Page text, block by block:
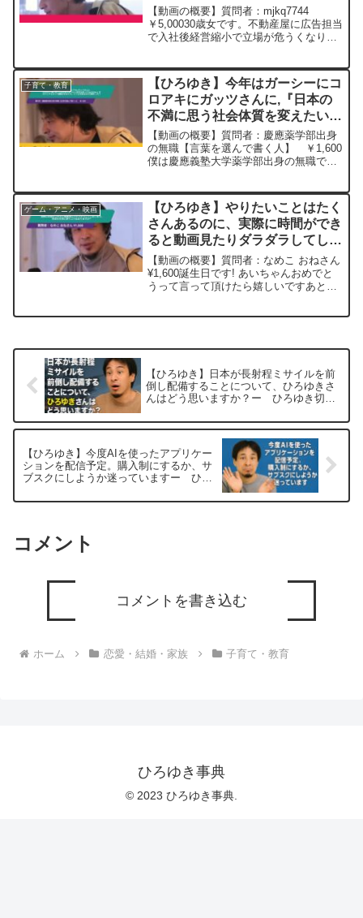
れてる。AI使ってると言うか悩ん
でますが無能がバレるので怖い
ー ひろゆき切り抜き
【動画の概要】質問者：mjkq7744
￥5,00030歳女です。不動産屋に広告担当
で入社後経営縮小で立場が危うくなり慌
した。ただ書類の文を考えるのが苦手で
適度にチャッ...
子育て・教育
【ひろゆき】今年はガーシーにコ
ロアキにガッツさんに,『日本の
不満に思う社会体質を変えたい身
体を張ったYouTuber』が次々と
やらかして逮捕されました。どう
立ち回るのが正解だった？ー
【動画の概要】質問者：慶應薬学部出身
の無職【言葉を選んで書く人】 ￥1,600
僕は慶應義塾大学薬学部出身の無職です
たい身体を張ったYouTuber』が次々とや
らかし...
ゲーム・アニメ・映画
【ひろゆき】やりたいことはたく
さんあるのに、実際に時間ができ
ると動画見たりダラダラしてしま
います。時間を有効に使うコツは
ありますか?ー ひろゆき切り抜
き 20241107
【動画の概要】質問者：なめこ おねさん
¥1,600誕生日です! あいちゃんおめでと
うって言って頂けたら嬉しいですあと、
【ひろゆき】日本が長射程ミサイルを前
倒し配備することについて、ひろゆきさ
んはどう思いますか？ー ひろゆき切り
【ひろゆき】今度AIを使ったアプリケー
ションを配信予定。購入制にするか、サ
ブスクにしようか迷っていますー ひろ
コメント
コメントを書き込む
ホーム 恋愛・結婚・家族 子育て・教育
ひろゆき事典
© 2023 ひろゆき事典.